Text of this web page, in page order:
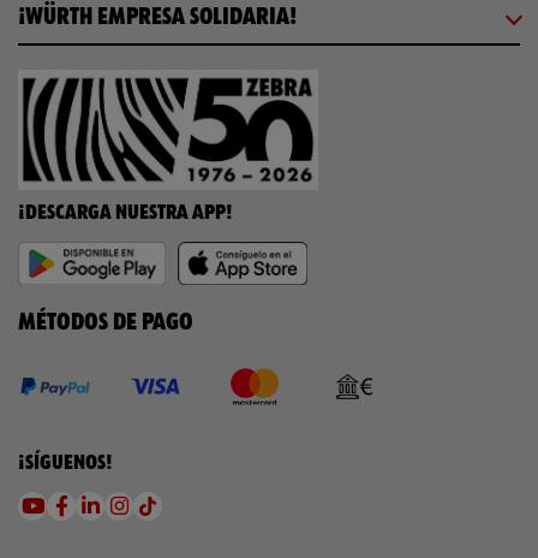
¡WÜRTH EMPRESA SOLIDARIA!
¡DESCARGA NUESTRA APP!
MÉTODOS DE PAGO
¡SÍGUENOS!